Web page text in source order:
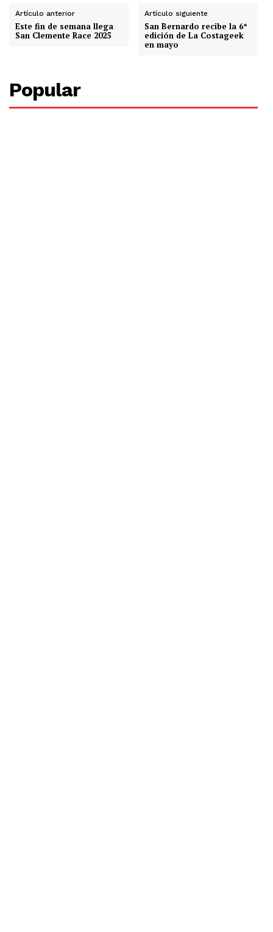
Artículo anterior
Este fin de semana llega
San Clemente Race 2025
Artículo siguiente
San Bernardo recibe la 6ª
edición de La Costageek
en mayo
Popular